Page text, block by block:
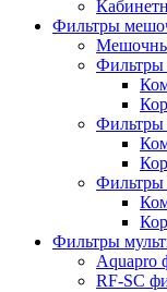
Фильтры
Фильтры
Aquapro
RF-SC